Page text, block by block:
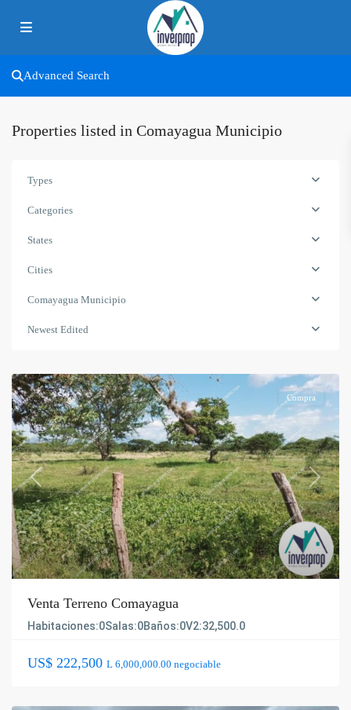
Advanced Search
Properties listed in Comayagua Municipio
Types
Categories
States
Cities
Comayagua Municipio
Newest Edited
Previous Next
Compra
Venta Terreno Comayagua
Habitaciones:0Salas:0Baños:0V2:32,500.0
US$ 222,500 L 6,000,000.00 negociable